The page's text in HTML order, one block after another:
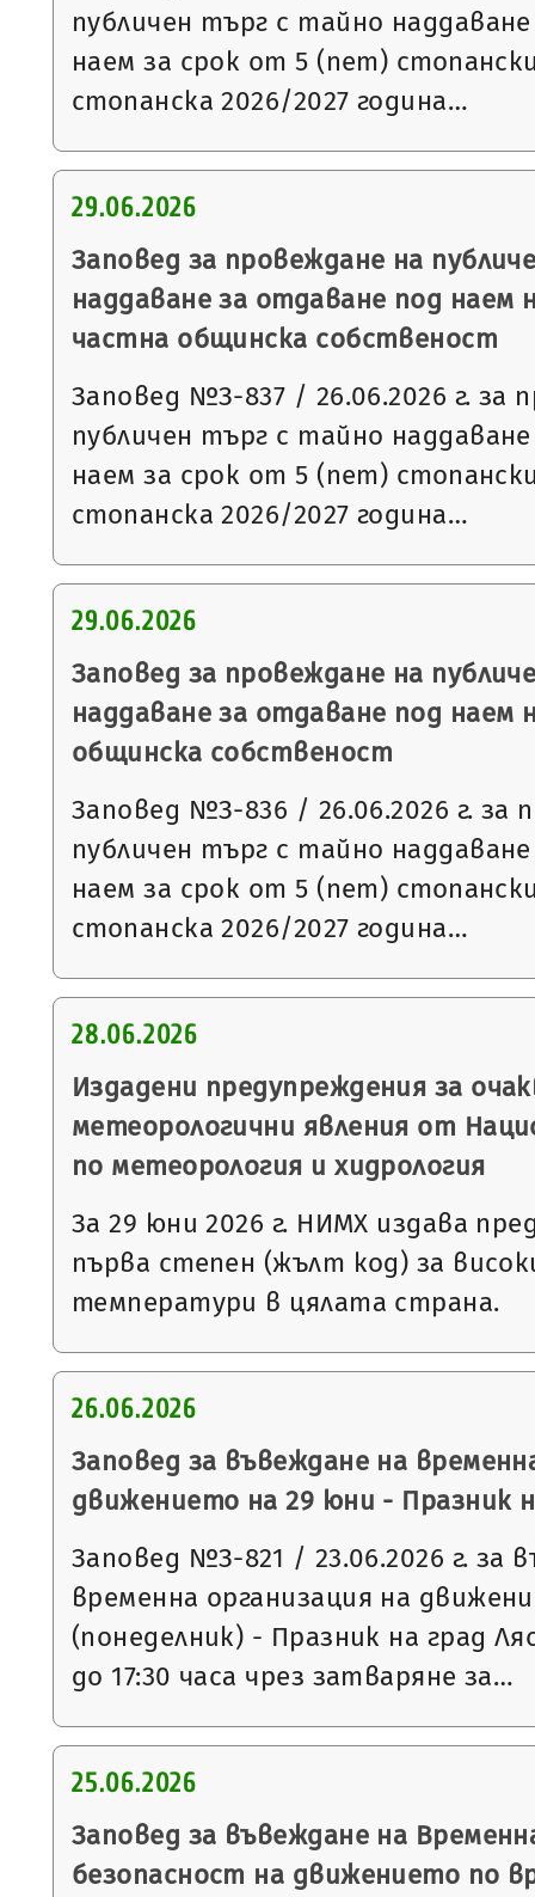
публичен търг с тайно
наем за срок от 5 (пет)
стопанска 2026/2027 година…
29.06.2026
Заповед за провеждане на
наддаване за отдаване под
частна общинска собственост
Заповед №З-837 / 26.06.2026 г. за
публичен търг с тайно
наем за срок от 5 (пет)
стопанска 2026/2027 година…
29.06.2026
Заповед за провеждане на
наддаване за отдаване под наем
общинска собственост
Заповед №З-836 / 26.06.2026 г. за
публичен търг с тайно
наем за срок от 5 (пет)
стопанска 2026/2027 година…
28.06.2026
Издадени предупреждения за
метеорологични явления от
по метеорология и хидрология
За 29 юни 2026 г. НИМХ издава
първа степен (жълт код) за
температури в цялата страна.
26.06.2026
Заповед за въвеждане на
движението на 29 юни - Празник
Заповед №З-821 / 23.06.2026 г. за
временна организация на
(понеделник) - Празник на град
до 17:30 часа чрез затваряне за…
25.06.2026
Заповед за въвеждане на
безопасност на движението по